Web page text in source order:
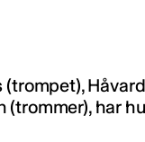
(trommer), har